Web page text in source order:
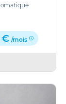
€ /mois